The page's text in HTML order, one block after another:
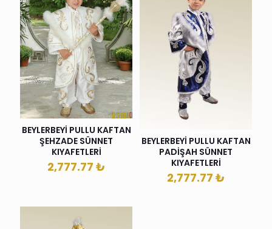
BEYLERBEYİ PULLU KAFTAN
ŞEHZADE SÜNNET
KIYAFETLERİ
2,777.77 ₺
BEYLERBEYİ PULLU KAFTAN
PADİŞAH SÜNNET
KIYAFETLERİ
2,777.77 ₺